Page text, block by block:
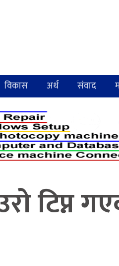
विकास अर्थ संवाद
टिप्न